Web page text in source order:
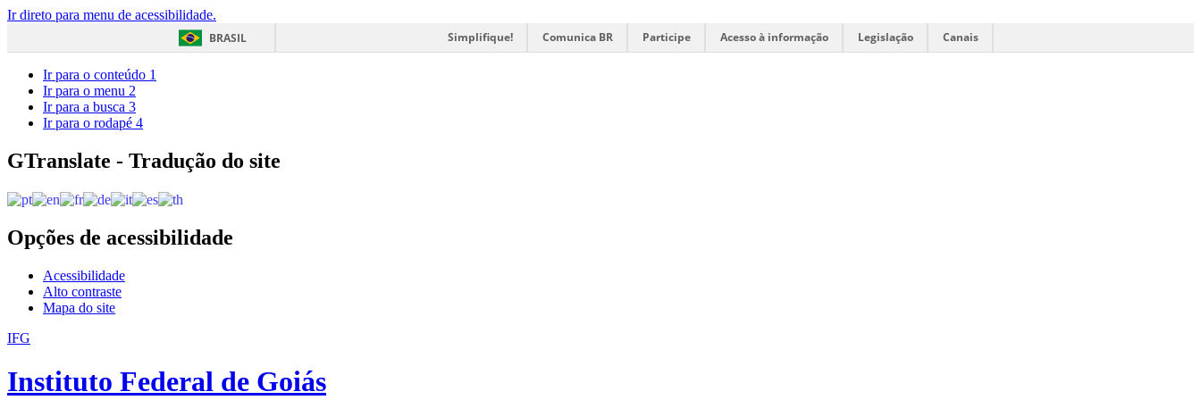
Ir direto para menu de acessibilidade.
BRASIL
Simplifique! Comunica BR Participe Acesso à informação Legislação Canais
Ir para o conteúdo 1
Ir para o menu 2
Ir para a busca 3
Ir para o rodapé 4
GTranslate - Tradução do site
Opções de acessibilidade
Acessibilidade
Alto contraste
Mapa do site
IFG
Instituto Federal de Goiás